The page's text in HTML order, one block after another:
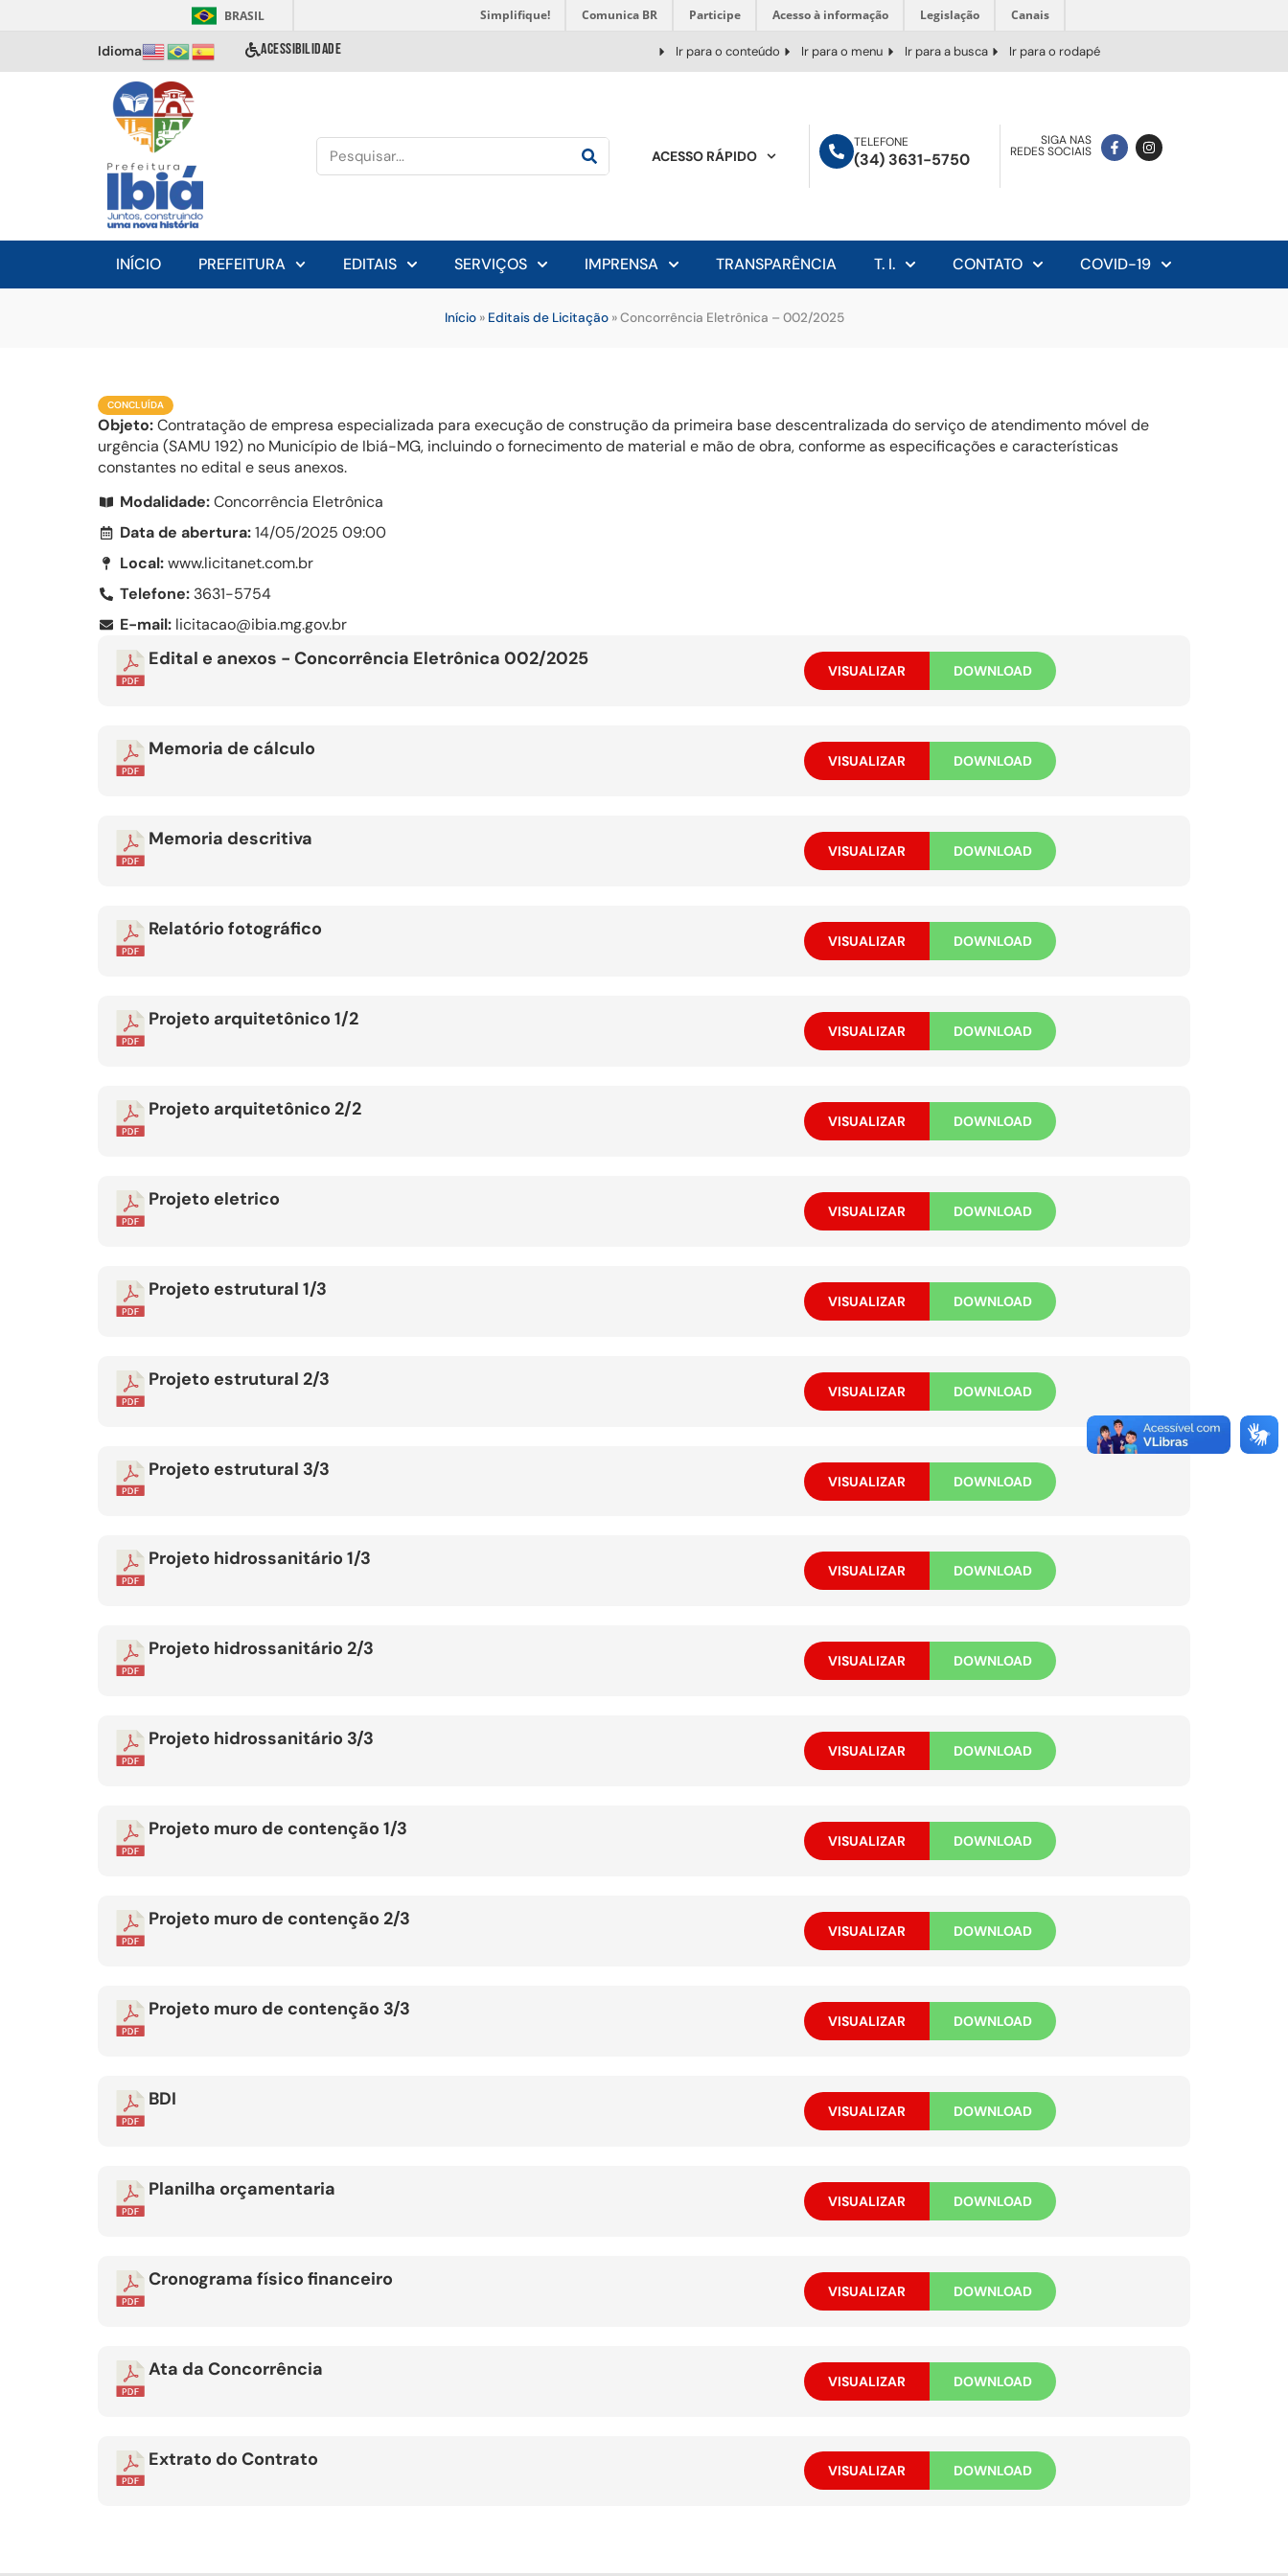
BRASIL Simplifique! Comunica BR Participe Acesso à informação Legislação Canais
Idioma ACESSIBILIDADE Ir para o conteúdo Ir para o menu Ir para a busca Ir para o rodapé
ACESSO RÁPIDO
TELEFONE
(34) 3631-5750
SIGA NAS
REDES SOCIAIS
INÍCIO PREFEITURA EDITAIS SERVIÇOS IMPRENSA TRANSPARÊNCIA T. I. CONTATO COVID-19
Início» Editais de Licitação»Concorrência Eletrônica – 002/2025
CONCLUÍDA
Objeto:Contratação de empresa especializada para execução de construção da primeira base descentralizada do serviço de atendimento móvel de
urgência (SAMU 192) no Município de Ibiá-MG, incluindo o fornecimento de material e mão de obra, conforme as especificações e características
constantes no edital e seus anexos.
Modalidade:Concorrência Eletrônica
Data de abertura:14/05/2025 09:00
Local:www.licitanet.com.br
Telefone: 3631-5754
E-mail: licitacao@ibia.mg.gov.br
Edital e anexos - Concorrência Eletrônica 002/2025
VISUALIZAR DOWNLOAD
Memoria de cálculo
VISUALIZAR DOWNLOAD
Memoria descritiva
VISUALIZAR DOWNLOAD
Relatório fotográfico
VISUALIZAR DOWNLOAD
Projeto arquitetônico 1/2
VISUALIZAR DOWNLOAD
Projeto arquitetônico 2/2
VISUALIZAR DOWNLOAD
Projeto eletrico
VISUALIZAR DOWNLOAD
Projeto estrutural 1/3
VISUALIZAR DOWNLOAD
Projeto estrutural 2/3
VISUALIZAR DOWNLOAD
Projeto estrutural 3/3
VISUALIZAR DOWNLOAD
Projeto hidrossanitário 1/3
VISUALIZAR DOWNLOAD
Projeto hidrossanitário 2/3
VISUALIZAR DOWNLOAD
Projeto hidrossanitário 3/3
VISUALIZAR DOWNLOAD
Projeto muro de contenção 1/3
VISUALIZAR DOWNLOAD
Projeto muro de contenção 2/3
VISUALIZAR DOWNLOAD
Projeto muro de contenção 3/3
VISUALIZAR DOWNLOAD
BDI
VISUALIZAR DOWNLOAD
Planilha orçamentaria
VISUALIZAR DOWNLOAD
Cronograma físico financeiro
VISUALIZAR DOWNLOAD
Ata da Concorrência
VISUALIZAR DOWNLOAD
Extrato do Contrato
VISUALIZAR DOWNLOAD